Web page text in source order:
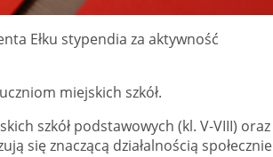
Ełku stypendia za aktywność
miejskich szkół.
szkół podstawowych (kl. V-VIII) oraz
się znaczącą działalnością społecznie